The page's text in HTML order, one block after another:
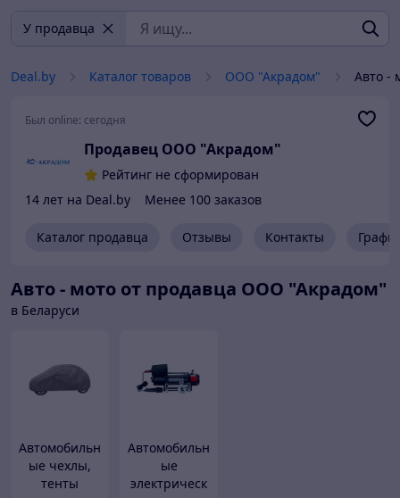
У продавца
Deal.by Каталог товаров ООО "Акрадом" Авто -
Был online: сегодня
Продавец ООО "Акрадом"
Рейтинг не сформирован
14 лет на Deal.by
Менее 100 заказов
Каталог продавца Отзывы Контакты
Авто - мото от продавца ООО "Акрадом"
в Беларуси
Автомобильн
ые чехлы,
тенты
Автомобильн
ые
электрическ